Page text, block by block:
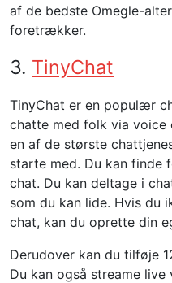
af de bedste Omegle-
foretrækker.
3. TinyChat
TinyChat er en populær
chatte med folk via voice
en af ​​de største
starte med. Du kan finde
chat. Du kan deltage i
som du kan lide. Hvis du
chat, kan du oprette din
Derudover kan du tilføje
Du kan også streame